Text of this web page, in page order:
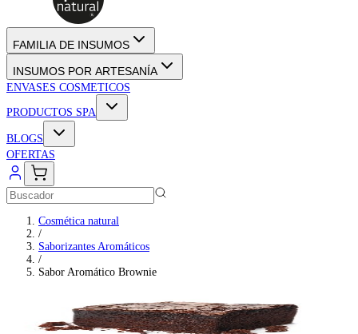
FAMILIA DE INSUMOS
INSUMOS POR ARTESANÍA
ENVASES COSMETICOS
PRODUCTOS SPA
BLOGS
OFERTAS
Cosmética natural
/
Saborizantes Aromáticos
/
Sabor Aromático Brownie